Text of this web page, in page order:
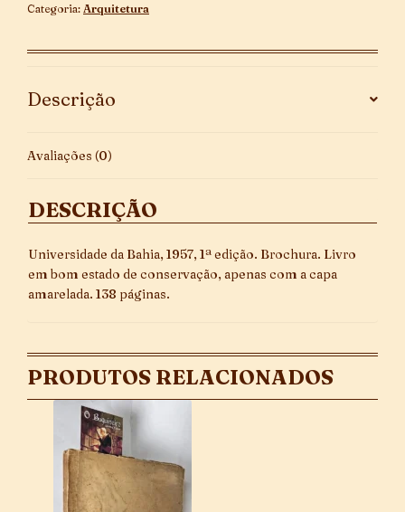
Planejamento
quantidade
Categoria: Arquitetura
Descrição
Avaliações (0)
DESCRIÇÃO
Universidade da Bahia, 1957, 1ª edição. Brochura. Livro
em bom estado de conservação, apenas com a capa
amarelada. 138 páginas.
PRODUTOS RELACIONADOS